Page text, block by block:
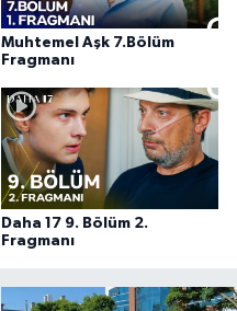
Muhtemel Aşk 7.Bölüm
Fragmanı
Daha 17 9. Bölüm 2.
Fragmanı